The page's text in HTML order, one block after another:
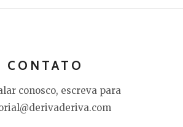
CONTATO
conosco, escreva para